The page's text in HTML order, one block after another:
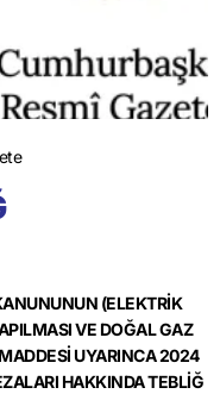
(ELEKTRİK
VE DOĞAL GAZ
UYARINCA 2024
HAKKINDA TEBLİĞ